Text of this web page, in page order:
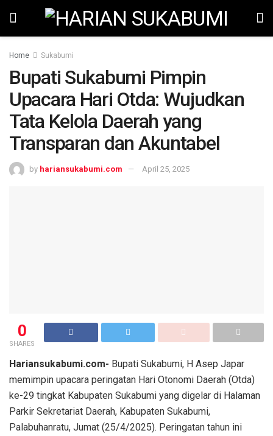
Home Sukabumi
Bupati Sukabumi Pimpin
Upacara Hari Otda: Wujudkan
Tata Kelola Daerah yang
Transparan dan Akuntabel
by hariansukabumi.com April 25, 2025
0
SHARES
Hariansukabumi.com- Bupati Sukabumi, H Asep Japar
memimpin upacara peringatan Hari Otonomi Daerah (Otda)
ke-29 tingkat Kabupaten Sukabumi yang digelar di Halaman
Parkir Sekretariat Daerah, Kabupaten Sukabumi,
Palabuhanratu, Jumat (25/4/2025). Peringatan tahun ini